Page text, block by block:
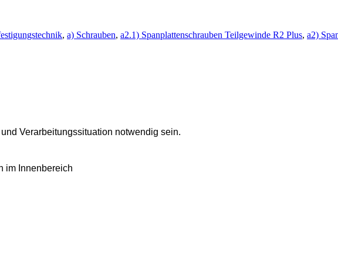
, a) Schrauben, a2.1) Spanplattenschrauben Teilgewinde R2 Plus, a2)
Verarbeitungssituation notwendig sein.
im Innenbereich